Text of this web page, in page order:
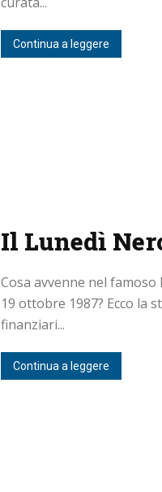
Continua a leggere
Il Lunedì
Cosa avvenne nel
19 ottobre 1987? Ecco la
finanziari...
Continua a leggere